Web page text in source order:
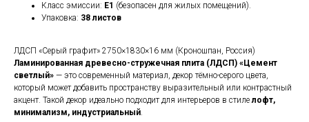
Класс эмиссии: Е1 (безопасен для жилых помещений).
Упаковка: 38 листов
ЛДСП «Серый графит» 2750×1830×16 мм (Кроношпан, Россия)
Ламинированная древесно-стружечная плита (ЛДСП) «Цемент
светлый» — это современный материал, декор тёмно-серого цвета,
который может добавить пространству выразительный или контрастный
акцент. Такой декор идеально подходит для интерьеров в стилелофт,
минимализм, индустриальный.